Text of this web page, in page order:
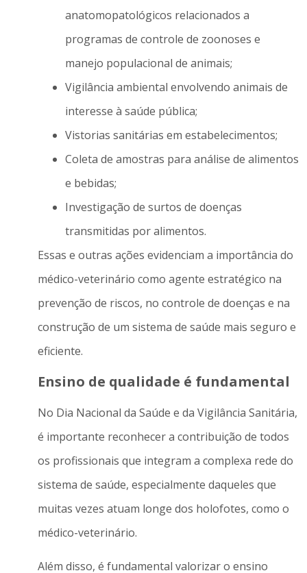
anatomopatológicos relacionados a
programas de controle de zoonoses e
manejo populacional de animais;
Vigilância ambiental envolvendo animais de
interesse à saúde pública;
Vistorias sanitárias em estabelecimentos;
Coleta de amostras para análise de alimentos
e bebidas;
Investigação de surtos de doenças
transmitidas por alimentos.
Essas e outras ações evidenciam a importância do
médico-veterinário como agente estratégico na
prevenção de riscos, no controle de doenças e na
construção de um sistema de saúde mais seguro e
eficiente.
Ensino de qualidade é fundamental
No Dia Nacional da Saúde e da Vigilância Sanitária,
é importante reconhecer a contribuição de todos
os profissionais que integram a complexa rede do
sistema de saúde, especialmente daqueles que
muitas vezes atuam longe dos holofotes, como o
médico-veterinário.
Além disso, é fundamental valorizar o ensino